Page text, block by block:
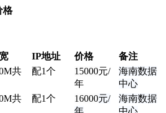
格
IP地址 价格
备注
共
配1个 15000元/
年
海南数据
中心
共
配1个 16000元/
年
海南数据
中心